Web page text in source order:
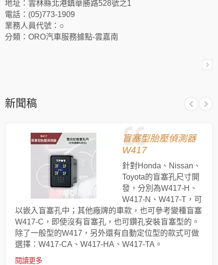
地址：雲林縣北港鎮華勝路528號之1
電話：(05)773-1909
業務人員代號：○
分類：ORO汽車服務據點-雲嘉南
新聞稿
盲塞型胎壓偵測器
W417
針對Honda、Nissan、
Toyota的盲塞孔尺寸開
發，分別為W417-H、
W417-N、W417-T，可
以嵌入盲塞孔中；其他廠牌的車款，也可參考變種盲塞
W417-C，即使沒有盲塞孔，也可鑽孔安裝盲塞型的。
除了一般型的W417，另外還有自動定位型的款式可做
選擇：W417-CA、W417-HA、W417-TA。
閱讀更多